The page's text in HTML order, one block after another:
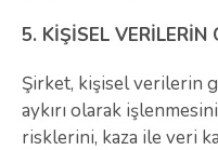
5. KİŞİSEL VERİLERİN
Şirket, kişisel verilerin
aykırı olarak
risklerini, kaza ile veri